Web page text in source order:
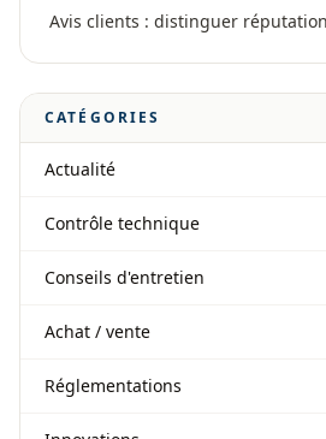
Avis clients : distinguer
CATÉGORIES
Actualité
Contrôle technique
Conseils d'entretien
Achat / vente
Réglementations